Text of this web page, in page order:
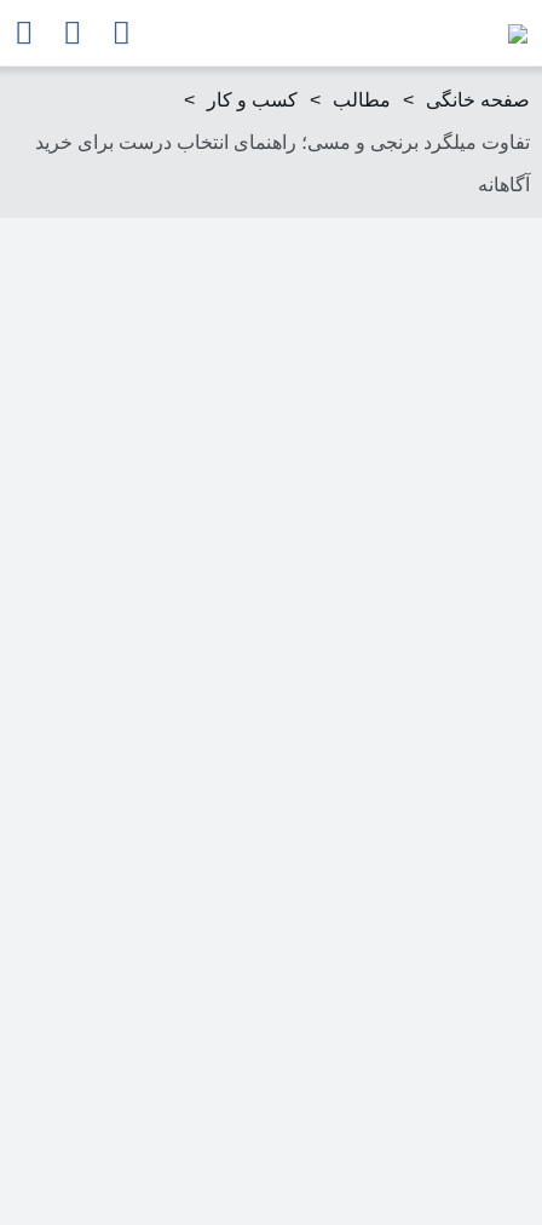
صفحه خانگی > مطالب > کسب و کار >
تفاوت میلگرد برنجی و مسی؛ راهنمای انتخاب درست برای خرید
آگاهانه